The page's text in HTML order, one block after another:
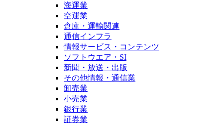
海運業
空運業
倉庫・運輸関連
通信インフラ
情報サービス・コンテンツ
ソフトウエア・SI
新聞・放送・出版
その他情報・通信業
卸売業
小売業
銀行業
証券業